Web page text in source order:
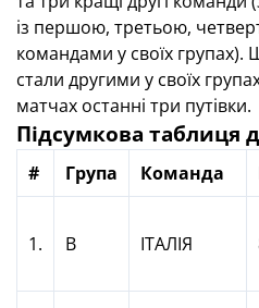
із першою, третьою,
командами у своїх групах).
стали другими у своїх
матчах останні три путівки.
Підсумкова таблиця
# Група Команда
1. В ІТАЛІЯ